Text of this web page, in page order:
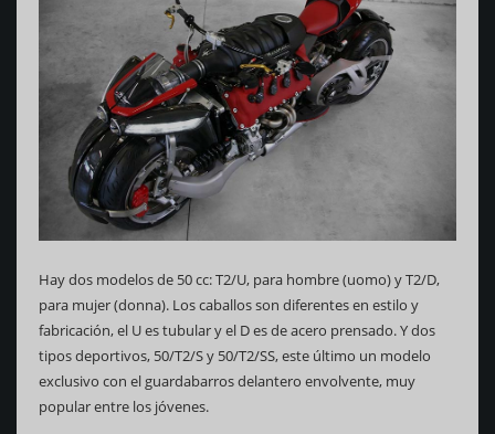
Hay dos modelos de 50 cc: T2/U, para hombre (uomo) y T2/D,
para mujer (donna). Los caballos son diferentes en estilo y
fabricación, el U es tubular y el D es de acero prensado. Y dos
tipos deportivos, 50/T2/S y 50/T2/SS, este último un modelo
exclusivo con el guardabarros delantero envolvente, muy
popular entre los jóvenes.